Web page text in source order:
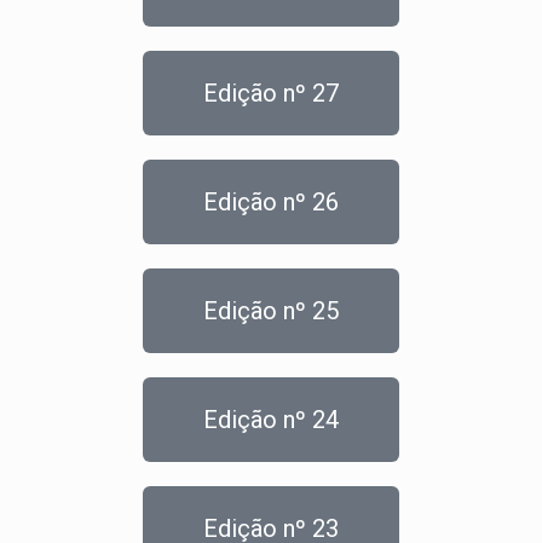
Edição nº 27
Edição nº 26
Edição nº 25
Edição nº 24
Edição nº 23